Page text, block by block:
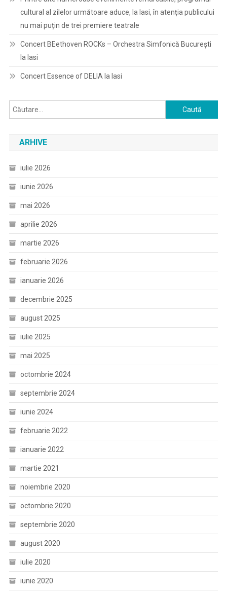
cultural al zilelor următoare aduce, la Iasi, în atenția publicului
nu mai puțin de trei premiere teatrale
Concert BEethoven ROCKs – Orchestra Simfonică București
la Iasi
Concert Essence of DELIA la Iasi
Caută
după:
ARHIVE
iulie 2026
iunie 2026
mai 2026
aprilie 2026
martie 2026
februarie 2026
ianuarie 2026
decembrie 2025
august 2025
iulie 2025
mai 2025
octombrie 2024
septembrie 2024
iunie 2024
februarie 2022
ianuarie 2022
martie 2021
noiembrie 2020
octombrie 2020
septembrie 2020
august 2020
iulie 2020
iunie 2020